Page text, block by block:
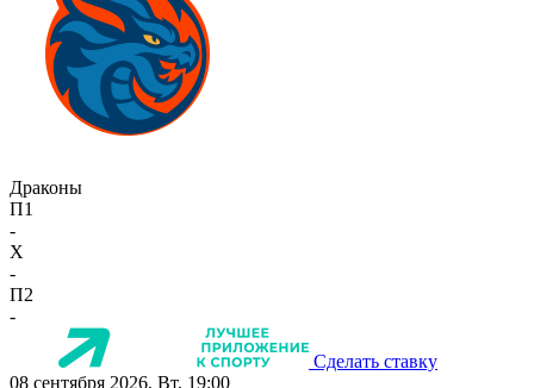
Драконы
П1
-
X
-
П2
-
Сделать ставку
08 сентября 2026, Вт, 19:00